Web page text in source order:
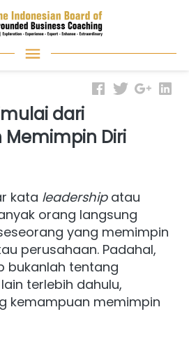
dari
Diri
kata leadership atau
orang langsung
yang memimpin
perusahaan. Padahal,
bukanlah tentang
terlebih dahulu,
kemampuan memimpin